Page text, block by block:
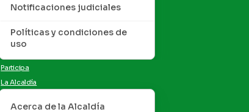
Notificaciones judiciales
Políticas y condiciones de
uso
Participa
La Alcaldía
Acerca de la Alcaldía